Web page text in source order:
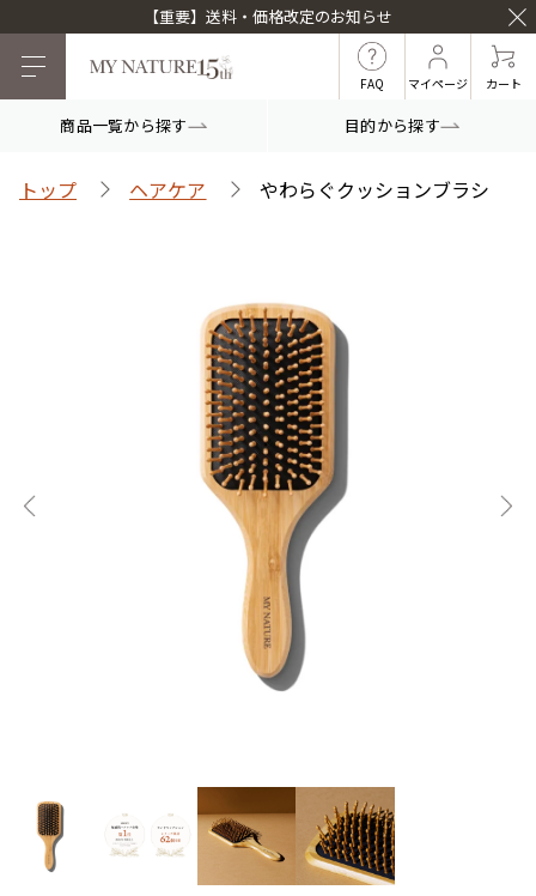
【重要】送料・価格改定のお知らせ
FAQ マイページ カート
商品一覧から探す
マイナチュレ薬用育毛剤
スカルプフローラブー
スター
ヘアトリートメント
やわらかヘッドスパブ
やわらぐクッションブ
ラシ
目的から探す
インナーケア
トップ ヘアケア やわらぐクッションブラシ